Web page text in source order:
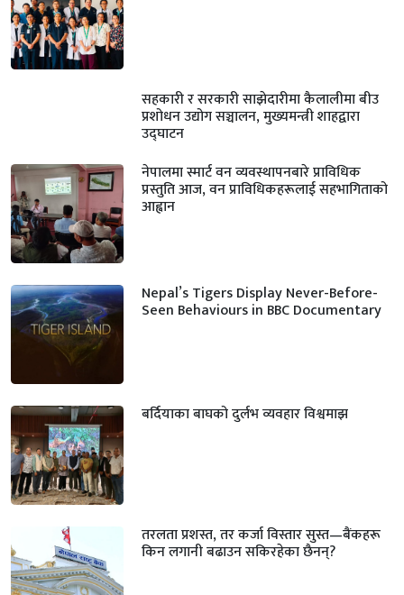
सहकारी र सरकारी साझेदारीमा कैलालीमा बीउ
प्रशोधन उद्योग सञ्चालन, मुख्यमन्त्री शाहद्वारा
उद्घाटन
नेपालमा स्मार्ट वन व्यवस्थापनबारे प्राविधिक
प्रस्तुति आज, वन प्राविधिकहरूलाई सहभागिताको
आह्वान
Nepal’s Tigers Display Never-Before-
Seen Behaviours in BBC Documentary
बर्दियाका बाघको दुर्लभ व्यवहार विश्वमाझ
तरलता प्रशस्त, तर कर्जा विस्तार सुस्त—बैंकहरू
किन लगानी बढाउन सकिरहेका छैनन्?